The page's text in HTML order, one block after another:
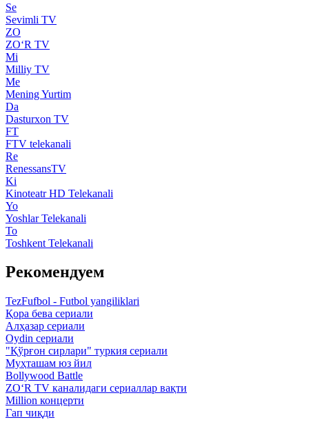
Se
Sevimli TV
ZO
ZO‘R TV
Mi
Milliy TV
Me
Mening Yurtim
Da
Dasturxon TV
FT
FTV telekanali
Re
RenessansTV
Ki
Kinoteatr HD Telekanali
Yo
Yoshlar Telekanali
To
Toshkent Telekanali
Рекомендуем
TezFufbol - Futbol yangiliklari
Қора бева сериали
Алҳазар сериали
Oydin сериали
"Қўрғон сирлари" туркия сериали
Муҳташам юз йил
Bollywood Battle
ZO‘R TV каналидаги сериаллар вақти
Million концерти
Гап чиқди